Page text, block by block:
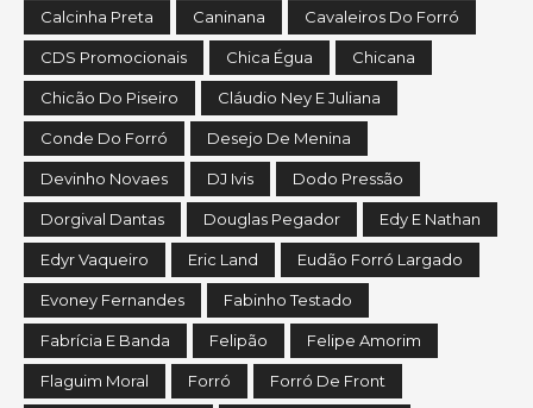
Calcinha Preta Caninana Cavaleiros Do Forró
CDS Promocionais Chica Égua Chicana
Chicão Do Piseiro Cláudio Ney E Juliana
Conde Do Forró Desejo De Menina
Devinho Novaes DJ Ivis Dodo Pressão
Dorgival Dantas Douglas Pegador Edy E Nathan
Edyr Vaqueiro Eric Land Eudão Forró Largado
Evoney Fernandes Fabinho Testado
Fabrícia E Banda Felipão Felipe Amorim
Flaguim Moral Forró Forró De Front